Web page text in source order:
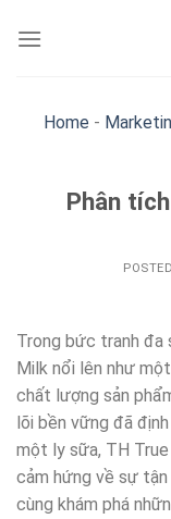
Home -
Phân
Trong bức tranh đa
Milk nổi lên như
chất lượng sản
lõi bền vững đã
một ly sữa, TH
cảm hứng về sự
cùng khám phá